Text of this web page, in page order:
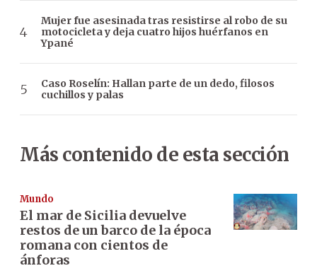
Mujer fue asesinada tras resistirse al robo de su
motocicleta y deja cuatro hijos huérfanos en
Ypané
Caso Roselín: Hallan parte de un dedo, filosos
cuchillos y palas
Más contenido de esta sección
Mundo
El mar de Sicilia devuelve
restos de un barco de la época
romana con cientos de
ánforas